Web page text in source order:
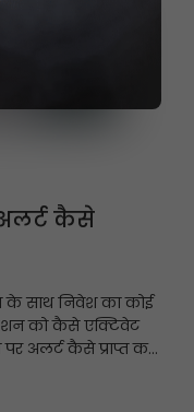
अलर्ट कैसे
के साथ निवेश का कोई
को कैसे एक्टिवेट
अलर्ट कैसे प्राप्त करें।